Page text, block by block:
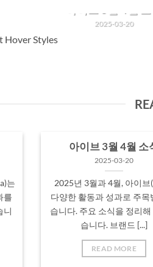
해 드리겠습니다.​ 브랜드
2025-03-20
2025년 3월과 4월, 아이브
Hover Styles
는
를
니
아이브 3월 4월 소
2025-03-20
2025년 3월과 4월, 아이브
다양한 활동과 성과로 주목
습니다. 주요 소식을 정리해
습니다.​ 브랜드 [...]
READ MORE